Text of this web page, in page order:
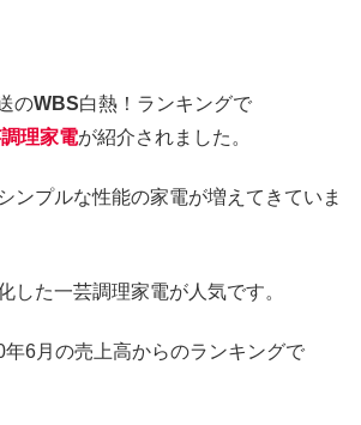
のWBS白熱！ランキングで
理家電が紹介されました。
ンプルな性能の家電が増えてきていま
した一芸調理家電が人気です。
年6月の売上高からのランキングで